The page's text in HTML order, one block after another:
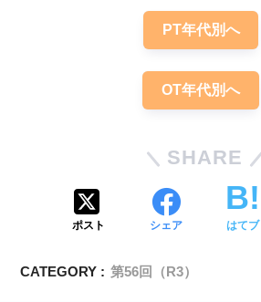
PT年代別へ
OT年代別へ
SHARE
ポスト シェア はてブ
CATEGORY : 第56回（R3）